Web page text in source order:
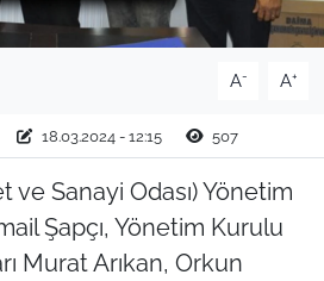
A- A+
18.03.2024 - 12:15 507
ve Sanayi Odası) Yönetim
Şapçı, Yönetim Kurulu
Murat Arıkan, Orkun